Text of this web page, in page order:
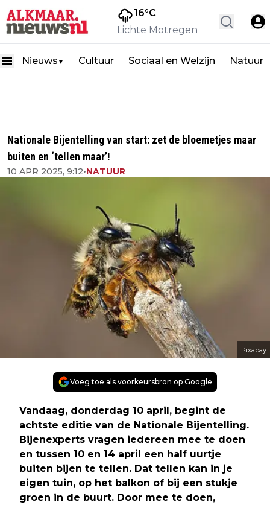
16°C
Lichte Motregen
Nieuws ▼ Cultuur Sociaal en Welzijn Natuur
Nationale Bijentelling van start: zet de bloemetjes maar
buiten en ‘tellen maar’!
10 APR 2025, 9:12•NATUUR
Pixabay
Voeg toe als voorkeursbron op Google
Vandaag, donderdag 10 april, begint de
achtste editie van de Nationale Bijentelling.
Bijenexperts vragen iedereen mee te doen
en tussen 10 en 14 april een half uurtje
buiten bijen te tellen. Dat tellen kan in je
eigen tuin, op het balkon of bij een stukje
groen in de buurt. Door mee te doen,